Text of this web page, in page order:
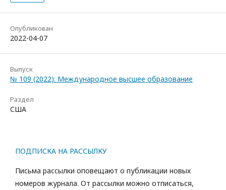
Опубликован
2022-04-07
Выпуск
№ 109 (2022): Международное высшее образование
Раздел
США
ПОДПИСКА НА РАССЫЛКУ
Письма рассылки оповещают о публикации новых
номеров журнала. От рассылки можно отписаться,